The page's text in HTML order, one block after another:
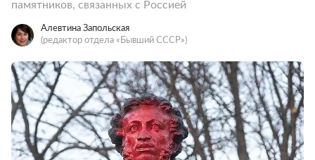
памятников, связанных с Россией
Алевтина Запольская
(редактор отдела «Бывший СССР»)